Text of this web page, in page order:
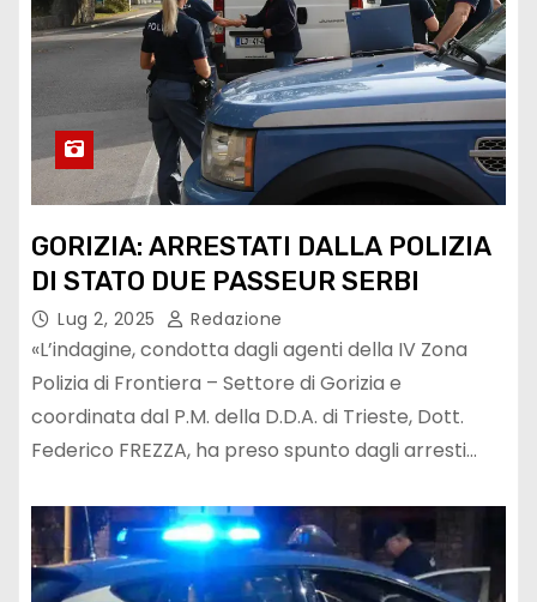
GORIZIA: ARRESTATI DALLA POLIZIA
DI STATO DUE PASSEUR SERBI
Lug 2, 2025 Redazione
«L’indagine, condotta dagli agenti della IV Zona
Polizia di Frontiera – Settore di Gorizia e
coordinata dal P.M. della D.D.A. di Trieste, Dott.
Federico FREZZA, ha preso spunto dagli arresti…